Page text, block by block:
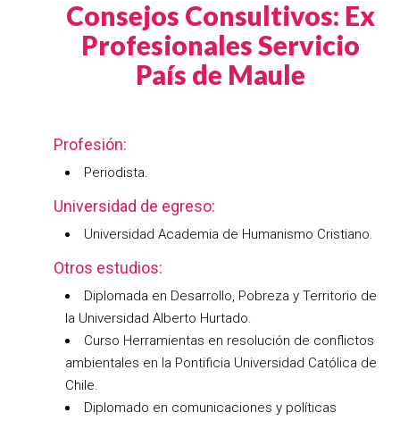
Consejos Consultivos: Ex
Profesionales Servicio
País de Maule
Profesión:
Periodista.
Universidad de egreso:
Universidad Academia de Humanismo Cristiano.
Otros estudios:
Diplomada en Desarrollo, Pobreza y Territorio de
la Universidad Alberto Hurtado.
Curso Herramientas en resolución de conflictos
ambientales en la Pontificia Universidad Católica de
Chile.
Diplomado en comunicaciones y políticas